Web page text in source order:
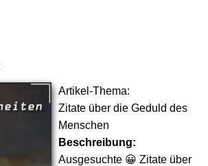
Artikel-Thema:
Zitate über die Geduld des
Menschen
Beschreibung:
Ausgesuchte 😀 Zitate über